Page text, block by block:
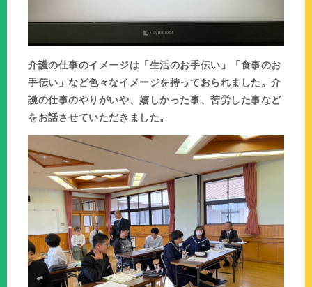
介護の仕事のイメージは「生活のお手伝い」「食事のお
手伝い」など色々なイメージを持っておられました。介
護の仕事のやりがいや、嬉しかった事、苦労した事など
をお話させていただきました。